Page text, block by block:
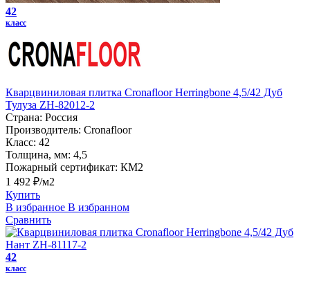
42
класс
Кварцвиниловая плитка Cronafloor Herringbone 4,5/42 Дуб
Тулуза ZH-82012-2
Страна: Россия
Производитель: Cronafloor
Класс: 42
Толщина, мм: 4,5
Пожарный сертификат: КМ2
1 492 ₽/м2
Купить
В избранное В избранном
Сравнить
42
класс